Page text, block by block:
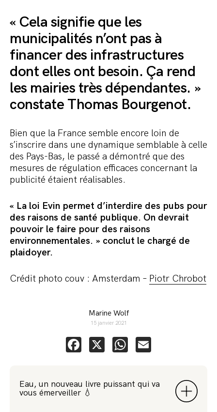
« Cela signifie que les
municipalités n’ont pas à
financer des infrastructures
dont elles ont besoin. Ça rend
les mairies très dépendantes. »
constate Thomas Bourgenot.
Bien que la France semble encore loin de
s’inscrire dans une dynamique semblable à celle
des Pays-Bas, le passé a démontré que des
mesures de régulation efficaces concernant la
publicité étaient réalisables.
« La loi Evin permet d’interdire des pubs pour
des raisons de santé publique. On devrait
pouvoir le faire pour des raisons
environnementales. » conclut le chargé de
plaidoyer.
Crédit photo couv : Amsterdam – Piotr Chrobot
Marine Wolf
15 janvier 2021
Facebook
X WhatsApp
Eau, un nouveau livre puissant qui va
vous émerveiller 💧